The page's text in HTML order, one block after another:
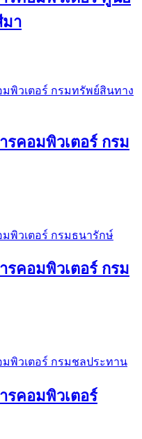
า
รคอมพิวเตอร์ กรม
รคอมพิวเตอร์ กรม
รคอมพิวเตอร์